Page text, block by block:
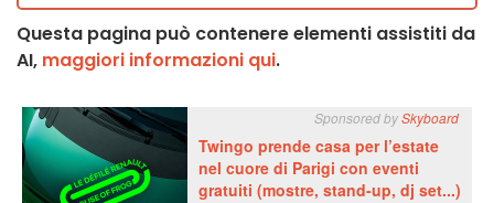
Questa pagina può contenere elementi assistiti da
AI, maggiori informazioni qui.